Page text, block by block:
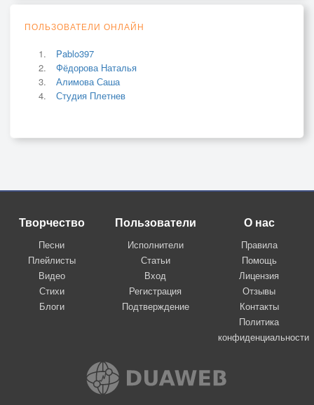
ПОЛЬЗОВАТЕЛИ ОНЛАЙН
Pablo397
Фёдорова Наталья
Алимова Саша
Студия Плетнев
Творчество
Песни
Плейлисты
Видео
Стихи
Блоги
Пользователи
Исполнители
Статьи
Вход
Регистрация
Подтверждение
О нас
Правила
Помощь
Лицензия
Отзывы
Контакты
Политика
конфиденциальности